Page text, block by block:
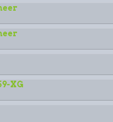
XG